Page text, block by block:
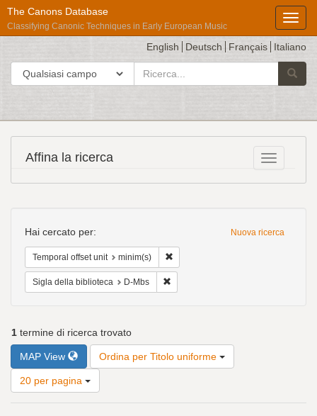
The Canons Database
Classifying Canonic Techniques in Early European Music
English Deutsch Français Italiano
Cerca in
cerca
Avvia
Répertoire
des
Musicales
Toggle
Affina la ricerca
Nuova ricerca
Hai cercato per:
Temporal offset unit minim(s)
Sigla della biblioteca D-Mbs
1 termine di ricerca trovato
MAP View Ordina per Titolo uniforme
per
20 per pagina